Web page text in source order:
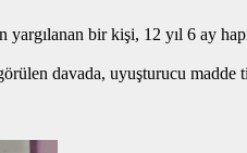
bir kişi, 12 yıl 6 ay
davada, uyuşturucu madde